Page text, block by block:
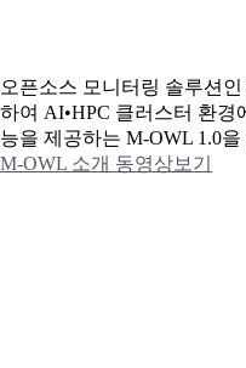
오픈소스 모니터링 솔루션
하여 AI•HPC 클러스터 환경
능을 제공하는 M-OWL 1.0
M-OWL 소개 동영상보기